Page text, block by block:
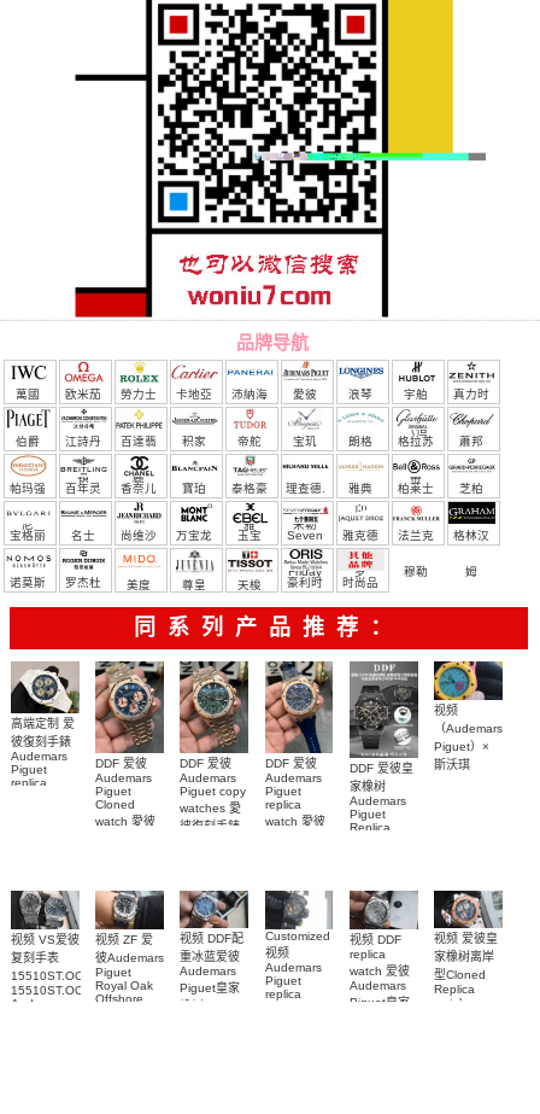
品牌导航
萬國 欧米茄 勞力士 卡地亞 沛納海 愛彼 浪琴 宇舶
（恒
宝）
真力时
伯爵 江詩丹
頓
百達翡
麗
积家 帝舵 宝玑 朗格 格拉苏
蒂
蕭邦
帕玛强
尼
百年灵 香奈儿 寶珀 泰格豪
雅
理查德.
米勒
雅典 柏莱士 芝柏
宝格丽 名士 尚维沙 万宝龙 玉宝 Seven
Friday
雅克德
罗
法兰克
穆勒
格林汉
姆
诺莫斯
罗杰杜 美度 尊皇 天梭 豪利时 时尚品
牌/原单
同系列产品推荐：
高端定制 爱
彼復刻手錶
Audemars
Piguet
replica
26579CB.OO.1225CB.01
DDF 爱彼
Audemars
Piguet
Cloned
watch 愛彼
DDF 爱彼
Audemars
Piguet copy
watches 愛
彼復刻手錶
DDF 爱彼
Audemars
Piguet
replica
watch 愛彼
DDF 爱彼皇
家橡树
Audemars
Piguet
Replica
视频
（Audemars
Piguet）×
斯沃琪
视频 VS爱彼
复刻手表
15510ST.OO.1320ST.06，
15510ST.OO.1320ST.09
Audemars
视频 ZF 爱
彼Audemars
Piguet
Royal Oak
Offshore
视频 DDF配
重冰蓝爱彼
Audemars
Piguet皇家
Customized
视频
Audemars
Piguet
replica
视频 DDF
replica
watch 爱彼
Audemars
Piguet皇家
视频 爱彼皇
家橡树离岸
型Cloned
Replica
watch